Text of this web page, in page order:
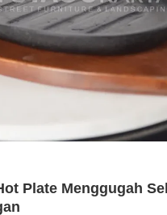
Plate Menggugah